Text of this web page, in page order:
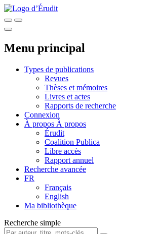
Menu principal
Types de publications
Revues
Thèses et mémoires
Livres et actes
Rapports de recherche
Connexion
À propos À propos
Érudit
Coalition Publica
Libre accès
Rapport annuel
Recherche avancée
FR
Français
English
Ma bibliothèque
Recherche simple